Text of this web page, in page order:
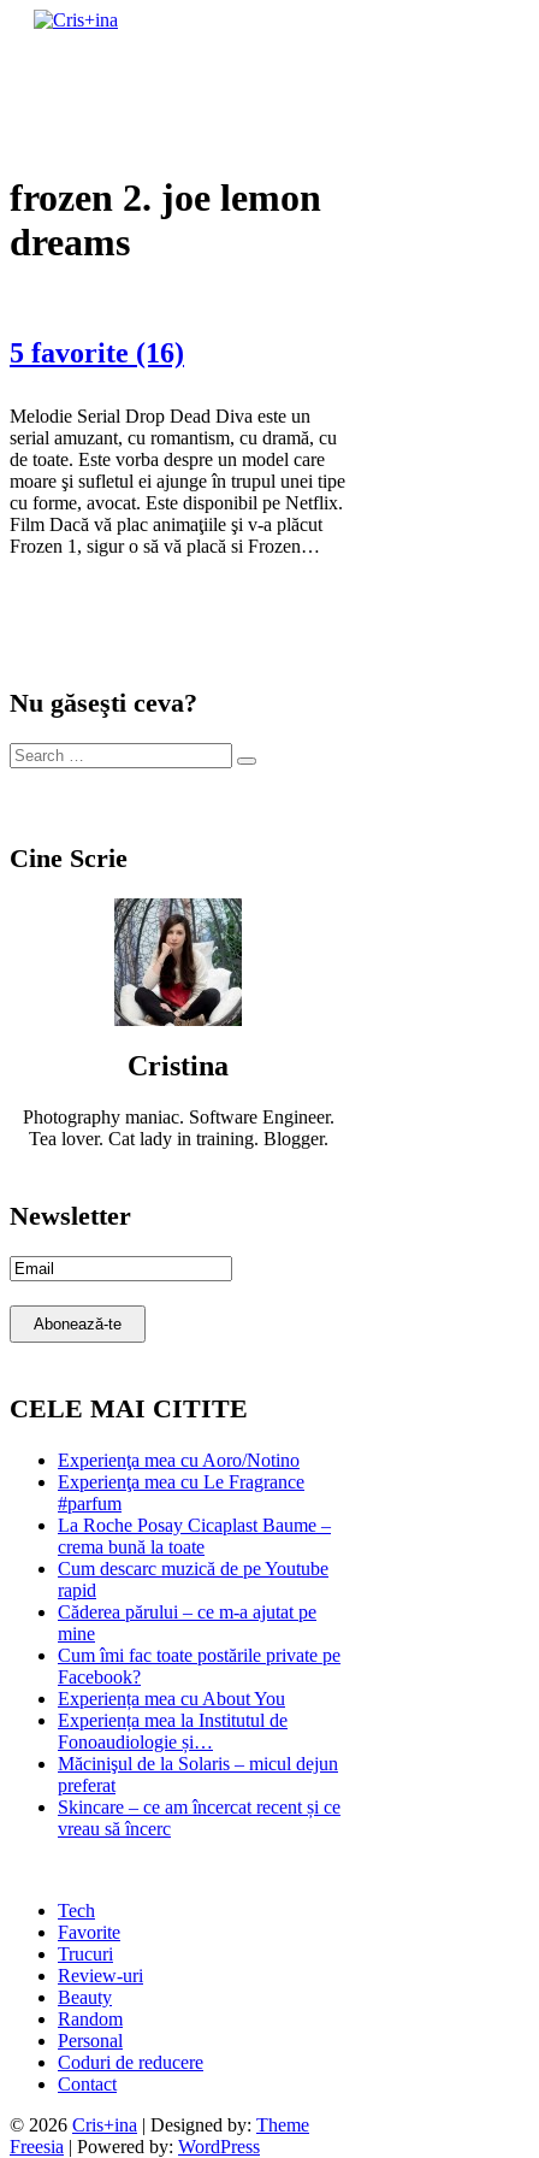
Skip
frozen 2. joe lemon
dreams
5 favorite (16)
Melodie Serial Drop Dead Diva este un
serial amuzant, cu romantism, cu dramă, cu
de toate. Este vorba despre un model care
moare şi sufletul ei ajunge în trupul unei tipe
cu forme, avocat. Este disponibil pe Netflix.
Film Dacă vă plac animaţiile şi v-a plăcut
Frozen 1, sigur o să vă placă si Frozen…
Nu găseşti ceva?
Cine Scrie
Cristina
Photography maniac. Software Engineer.
Tea lover. Cat lady in training. Blogger.
Newsletter
Email
Subscription
Abonează-te
CELE MAI CITITE
Experienţa mea cu Aoro/Notino
Experienţa mea cu Le Fragrance
#parfum
La Roche Posay Cicaplast Baume –
crema bună la toate
Cum descarc muzică de pe Youtube
rapid
Căderea părului – ce m-a ajutat pe
mine
Cum îmi fac toate postările private pe
Facebook?
Experiența mea cu About You
Experiența mea la Institutul de
Fonoaudiologie și…
Măcinişul de la Solaris – micul dejun
preferat
Skincare – ce am încercat recent și ce
vreau să încerc
Tech
Favorite
Trucuri
Review-uri
Beauty
Random
Personal
Coduri de reducere
Contact
© 2026 Cris+ina | Designed by: Theme
Freesia | Powered by: WordPress